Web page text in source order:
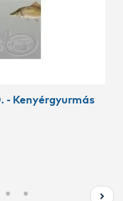
- Kenyérgyurmás